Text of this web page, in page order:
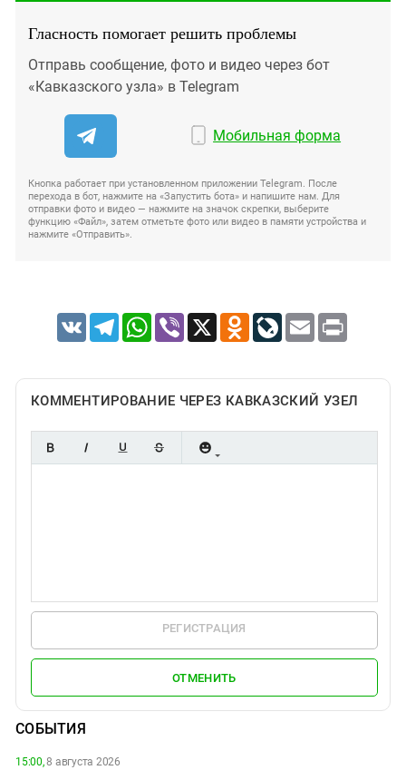
Гласность помогает решить проблемы
Отправь сообщение, фото и видео через бот
«Кавказского узла» в Telegram
Мобильная форма
Кнопка работает при установленном приложении Telegram. После
перехода в бот, нажмите на «Запустить бота» и напишите нам. Для
отправки фото и видео — нажмите на значок скрепки, выберите
функцию «Файл», затем отметьте фото или видео в памяти устройства и
нажмите «Отправить».
VK TelegramWhatsApp
Viber X Odnoklassniki
LiveJournal
Email Print
КОММЕНТИРОВАНИЕ ЧЕРЕЗ КАВКАЗСКИЙ УЗЕЛ
РЕГИСТРАЦИЯ
ОТМЕНИТЬ
СОБЫТИЯ
15:00,8 августа 2026